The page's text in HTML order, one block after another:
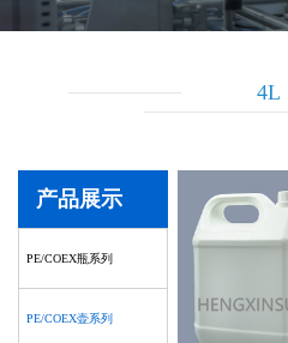
4L
产品展示
PE/COEX瓶系列
PE/COEX壶系列